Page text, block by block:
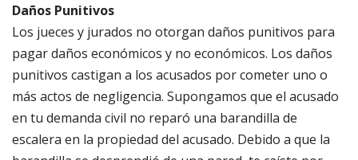
Daños Punitivos
Los jueces y jurados no otorgan daños punitivos para
pagar daños económicos y no económicos. Los daños
punitivos castigan a los acusados por cometer uno o
más actos de negligencia. Supongamos que el acusado
en tu demanda civil no reparó una barandilla de
escalera en la propiedad del acusado. Debido a que la